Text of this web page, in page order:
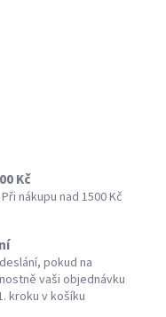
Kč
nákupu nad 1500 Kč
pokud na
vaši objednávku
kroku v košíku